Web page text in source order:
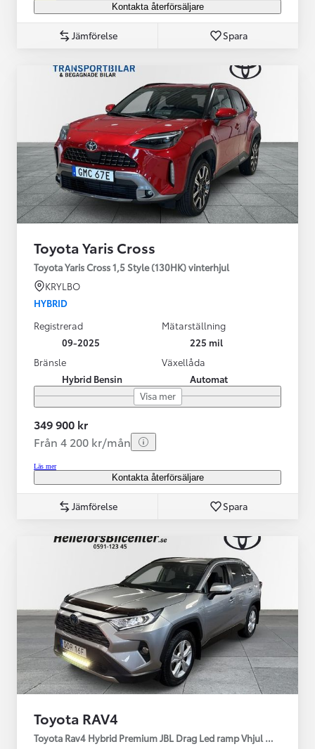
Kontakta återförsäljare
Jämförelse Spara
Toyota Yaris Cross
Toyota Yaris Cross 1,5 Style (130HK) vinterhjul
KRYLBO
HYBRID
Registrerad
09-2025
Mätarställning
225 mil
Bränsle
Hybrid Bensin
Växellåda
Automat
Visa mer
349 900 kr
Från 4 200 kr/mån
Läs mer
Kontakta återförsäljare
Jämförelse Spara
Toyota RAV4
Toyota Rav4 Hybrid Premium JBL Drag Led ramp Vhjul motorv